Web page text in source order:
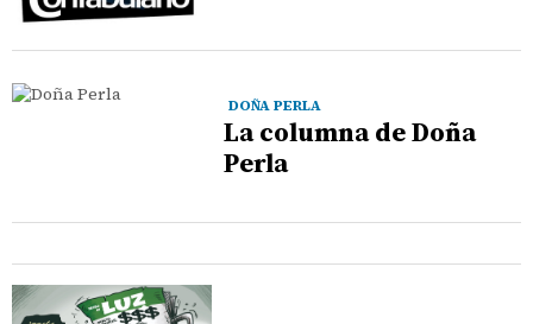
DOÑA PERLA
La columna de Doña
Perla